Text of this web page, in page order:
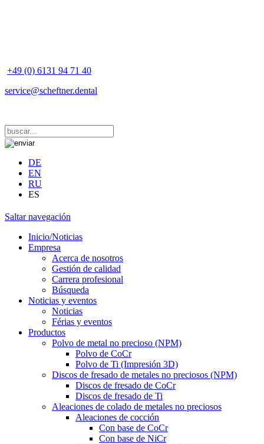
+49 (0) 6131 94 71 40
service@scheftner.dental
DE
EN
RU
ES
Saltar navegación
Inicio/Noticias
Empresa
Acerca de nosotros
Gestión de calidad
Carrera profesional
Búsqueda
Noticias y eventos
Noticias
Férias y eventos
Productos
Polvo de metal no precioso (NPM)
Polvo de CoCr
Polvo de Ti (Impresión 3D)
Discos de fresado de metales no preciosos (NPM)
Discos de fresado de CoCr
Discos de fresado de Ti
Aleaciones de colado de metales no preciosos
Aleaciones de cocción
Con base de CoCr
Con base de NiCr